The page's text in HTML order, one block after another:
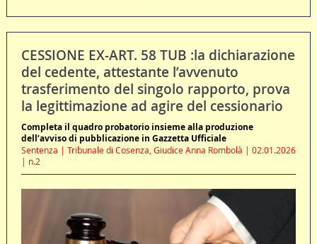
CESSIONE EX-ART. 58 TUB :la dichiarazione
del cedente, attestante l’avvenuto
trasferimento del singolo rapporto, prova
la legittimazione ad agire del cessionario
Completa il quadro probatorio insieme alla produzione
dell’avviso di pubblicazione in Gazzetta Ufficiale
Sentenza | Tribunale di Cosenza, Giudice Anna Rombolà | 02.01.2026
| n.2